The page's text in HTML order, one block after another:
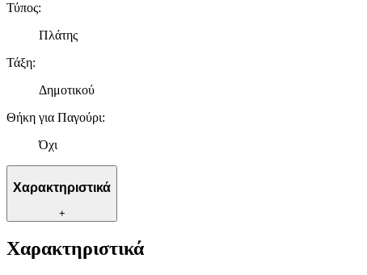
Τύπος:
Πλάτης
Τάξη:
Δημοτικού
Θήκη για Παγούρι:
Όχι
Χαρακτηριστικά
+
Χαρακτηριστικά